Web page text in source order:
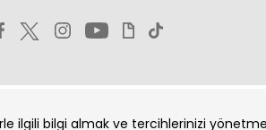
ilgili bilgi almak ve tercihlerinizi